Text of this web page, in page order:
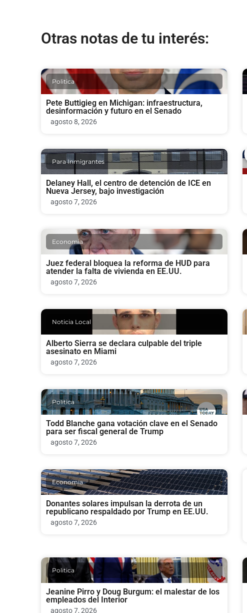
Otras notas de tu interés:
Politica
Pete Buttigieg en Michigan: infraestructura,
desinformación y futuro en el Senado
agosto 8, 2026
Para Inmigrantes
Delaney Hall, el centro de detención de ICE en
Nueva Jersey, bajo investigación
agosto 7, 2026
Economia
Juez federal bloquea la reforma de HUD para
atender la falta de vivienda en EE.UU.
agosto 7, 2026
Noticia Local
Alberto Sierra se declara culpable del triple
asesinato en Miami
agosto 7, 2026
Politica
Todd Blanche gana votación clave en el Senado
para ser fiscal general de Trump
agosto 7, 2026
Economia
Donantes solares impulsan la derrota de un
republicano respaldado por Trump en EE.UU.
agosto 7, 2026
Politica
Jeanine Pirro y Doug Burgum: el malestar de los
empleados del Interior
agosto 7, 2026